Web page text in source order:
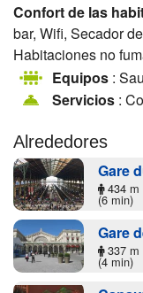
Confort de las
bar, Wifi, Secador
Habitaciones no
Equipos :
Servicios :
Alrededores
Gare
434 m
(6 min)
Gare
337 m
(4 min)